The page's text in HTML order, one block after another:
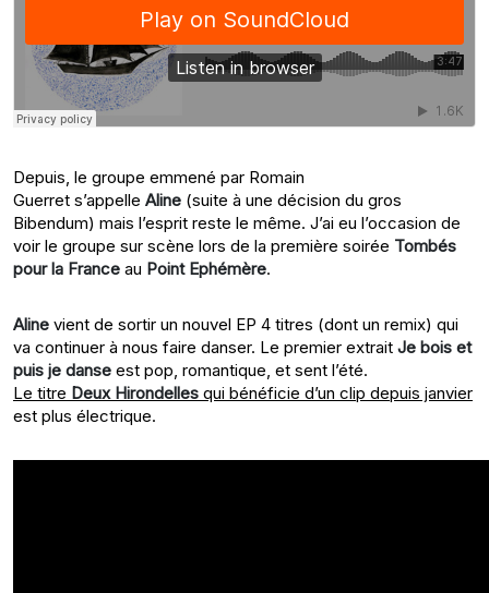
Depuis, le groupe emmené par Romain
Guerret s’appelle Aline (suite à une décision du gros
Bibendum) mais l’esprit reste le même. J’ai eu l’occasion de
voir le groupe sur scène lors de la première soirée Tombés
pour la France au Point Ephémère.
Aline vient de sortir un nouvel EP 4 titres (dont un remix) qui
va continuer à nous faire danser. Le premier extrait Je bois et
puis je danse est pop, romantique, et sent l’été.
Le titre Deux Hirondelles qui bénéficie d’un clip depuis janvier
est plus électrique.